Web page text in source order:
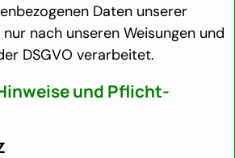
Daten unserer
nach unseren Weisungen und
DSGVO verarbeitet.
und Pflicht­